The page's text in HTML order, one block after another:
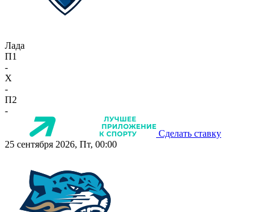
Лада
П1
-
X
-
П2
-
Сделать ставку
25 сентября 2026, Пт, 00:00